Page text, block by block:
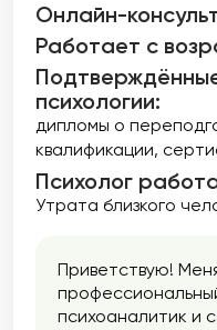
Онлайн-
Работает с
психологии:
дипломы о
квалификации
Психолог
Утрата близкого
Приветствую!
психоаналитик и